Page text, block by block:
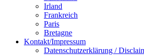
Irland
Frankreich
Paris
Bretagne
Kontakt/Impressum
Datenschutzerklärung /